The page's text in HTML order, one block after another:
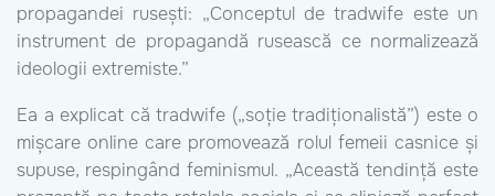
propagandei rusești: „Conceptul de tradwife este un
instrument de propagandă rusească ce normalizează
ideologii extremiste.”
Ea a explicat că tradwife („soție tradiționalistă”) este o
mișcare online care promovează rolul femeii casnice și
supuse, respingând feminismul. „Această tendință este